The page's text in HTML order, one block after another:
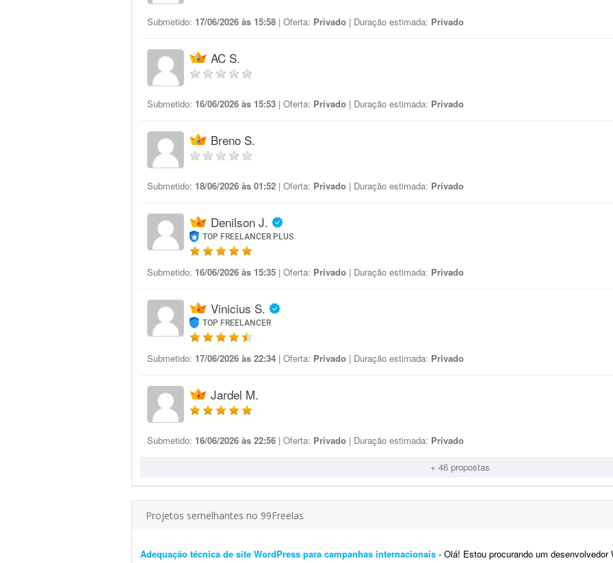
Submetido: 17/06/2026 às 15:58 | Oferta: Privado | Duração estimada: Privado
AC S.
Submetido: 16/06/2026 às 15:53 | Oferta: Privado | Duração estimada: Privado
Breno S.
Submetido: 18/06/2026 às 01:52 | Oferta: Privado | Duração estimada: Privado
Denilson J.
TOP FREELANCER PLUS
Submetido: 16/06/2026 às 15:35 | Oferta: Privado | Duração estimada: Privado
Vinicius S.
TOP FREELANCER
Submetido: 17/06/2026 às 22:34 | Oferta: Privado | Duração estimada: Privado
Jardel M.
Submetido: 16/06/2026 às 22:56 | Oferta: Privado | Duração estimada: Privado
+ 46 propostas
Projetos semelhantes no 99Freelas
Adequação técnica de site WordPress para campanhas internacionais - Olá! Estou procurando um desenvolvedor WordPress com experiência em Google Tag